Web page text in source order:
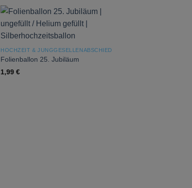
HOCHZEIT & JUNGGESELLENABSCHIED
Folienballon 25. Jubiläum
1,99€